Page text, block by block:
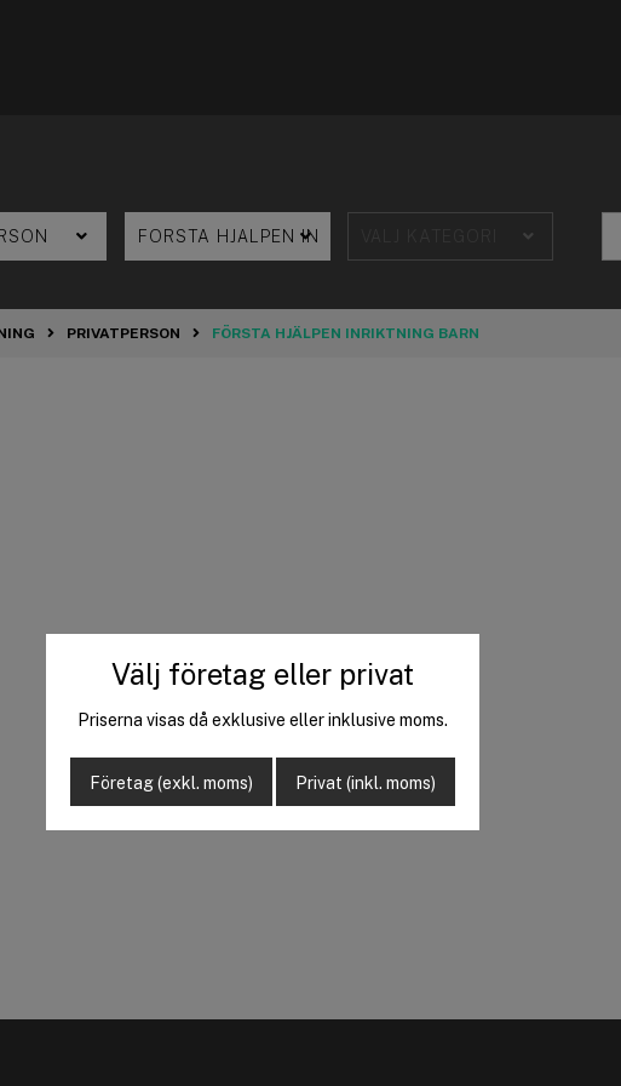
PRIVATPERSON FÖRSTA HJÄLPEN INRIKTNING BARN
Välj företag eller privat
Priserna visas då exklusive eller inklusive moms.
Företag (exkl. moms) Privat (inkl. moms)